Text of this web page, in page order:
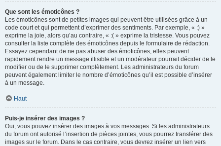
Que sont les émoticônes ?
Les émoticônes sont de petites images qui peuvent être utilisées grâce à un
code court et qui permettent d’exprimer des sentiments. Par exemple, « :) »
exprime la joie, alors qu’au contraire, « :( » exprime la tristesse. Vous pouvez
consulter la liste complète des émoticônes depuis le formulaire de rédaction.
Essayez cependant de ne pas abuser des émoticônes, elles peuvent
rapidement rendre un message illisible et un modérateur pourrait décider de le
modifier ou de le supprimer complètement. Les administrateurs du forum
peuvent également limiter le nombre d’émoticônes qu’il est possible d’insérer
à un message.
Haut
Puis-je insérer des images ?
Oui, vous pouvez insérer des images à vos messages. Si les administrateurs
du forum ont autorisé l’insertion de pièces jointes, vous pourrez transférer des
images sur le forum. Dans le cas contraire, vous devrez insérer un lien vers